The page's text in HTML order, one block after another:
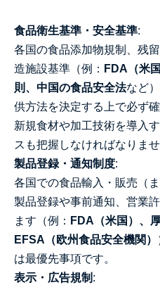
食品衛生基準・安全基準:
各国の食品添加物規制、残
造施設基準（例： FDA（米
則、中国の食品安全法など
供方法を決定する上で必ず確
新規食材や加工技術を導入
スも把握しなければなりませ
製品登録・通知制度:
各国での食品輸入・販売（
製品登録や事前通知、営業
ます（例： FDA（米国）、
EFSA（欧州食品安全機関）
は最優先事項です。
表示・広告規制 :